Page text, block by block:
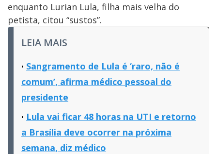
enquanto Lurian Lula, filha mais velha do
petista, citou “sustos”.
LEIA MAIS
Sangramento de Lula é ‘raro, não é
comum’, afirma médico pessoal do
presidente
Lula vai ficar 48 horas na UTI e retorno
a Brasília deve ocorrer na próxima
semana, diz médico